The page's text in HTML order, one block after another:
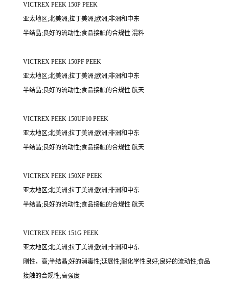
VICTREX PEEK 150P PEEK
亚太地区;北美洲;拉丁美洲;欧洲;非洲和中东
半结晶;良好的流动性;食品接触的合规性 混料
VICTREX PEEK 150PF PEEK
亚太地区;北美洲;拉丁美洲;欧洲;非洲和中东
半结晶;良好的流动性;食品接触的合规性 航天
VICTREX PEEK 150UF10 PEEK
亚太地区;北美洲;拉丁美洲;欧洲;非洲和中东
半结晶;良好的流动性;食品接触的合规性 航天
VICTREX PEEK 150XF PEEK
亚太地区;北美洲;拉丁美洲;欧洲;非洲和中东
半结晶;良好的流动性;食品接触的合规性 航天
VICTREX PEEK 151G PEEK
亚太地区;北美洲;拉丁美洲;欧洲;非洲和中东
刚性，高;半结晶;好的消毒性;延展性;耐化学性良好;良好的流动性;食品
接触的合规性;高强度